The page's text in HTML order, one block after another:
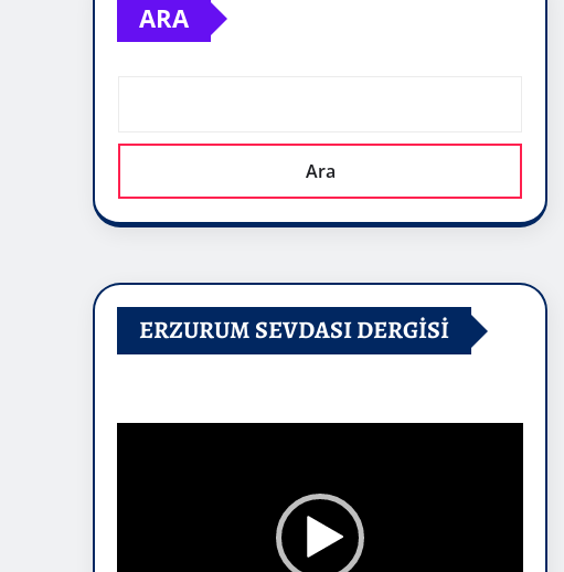
ARA
Ara
ERZURUM SEVDASI DERGİSİ